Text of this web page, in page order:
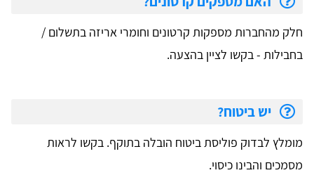
חלק מהחברות מספקות קרטונים וחומרי אריזה בתשלום /
בחבילות - בקשו לציין בהצעה.
יש ביטוח?
מומלץ לבדוק פוליסת ביטוח הובלה בתוקף. בקשו לראות
מסמכים והבינו כיסוי.